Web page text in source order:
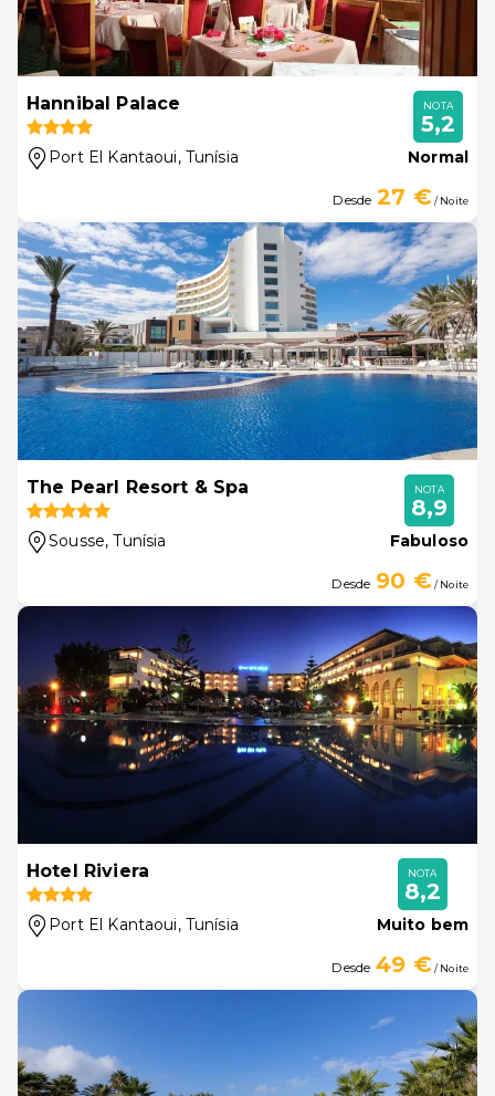
Hannibal Palace
Port El Kantaoui, Tunísia
NOTA
5,2
Normal
Desde 27 €/ Noite
The Pearl Resort & Spa
Sousse, Tunísia
NOTA
8,9
Fabuloso
Desde 90 €/ Noite
Hotel Riviera
Port El Kantaoui, Tunísia
NOTA
8,2
Muito bem
Desde 49 €/ Noite